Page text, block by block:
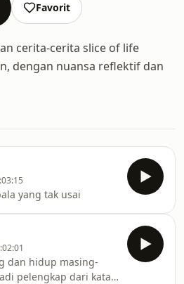
Favorit
cerita-cerita slice of life
dengan nuansa reflektif dan
yang tak usai
dan hidup masing-
pelengkap dari kata